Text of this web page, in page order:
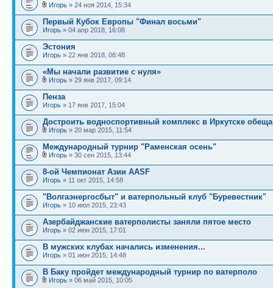
Игорь » 24 ноя 2014, 15:34
Первый Кубок Европы "Финал восьми"
Игорь » 04 апр 2018, 16:08
Эстония
Игорь » 22 янв 2018, 08:48
«Мы начали развитие с нуля»
Игорь » 29 янв 2017, 09:14
Пенза
Игорь » 17 янв 2017, 15:04
Достроить водноспортивный комплекс в Иркутске
Игорь » 20 мар 2015, 11:54
Международный турнир "Раменская осень"
Игорь » 30 сен 2015, 13:44
8-ой Чемпионат Азии AASF
Игорь » 11 окт 2015, 14:58
"Волгаэнергосбыт" и ватерпольный клуб "Буревестник"
Игорь » 10 июл 2015, 23:43
Азербайджанские ватерполисты заняли пятое место
Игорь » 02 июн 2015, 17:01
В мужских клубах начались изменения...
Игорь » 01 июн 2015, 14:48
В Баку пройдет международный турнир по ватерполо
Игорь » 06 май 2015, 10:05